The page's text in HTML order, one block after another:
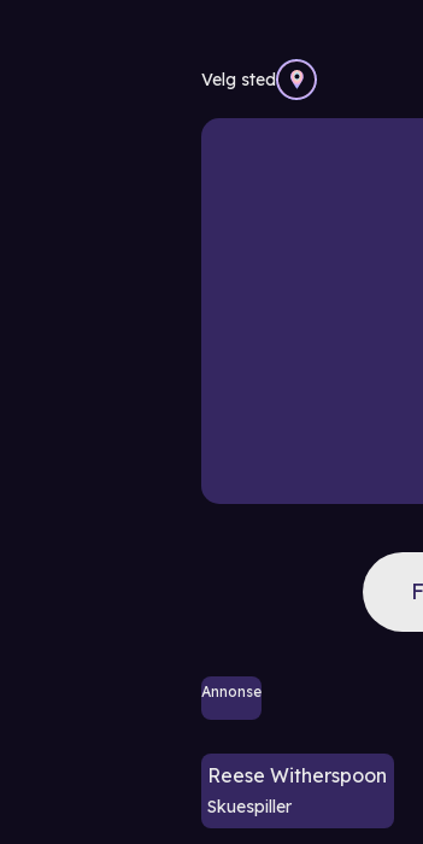
Velg sted
Annonse
Reese Witherspoon
Skuespiller